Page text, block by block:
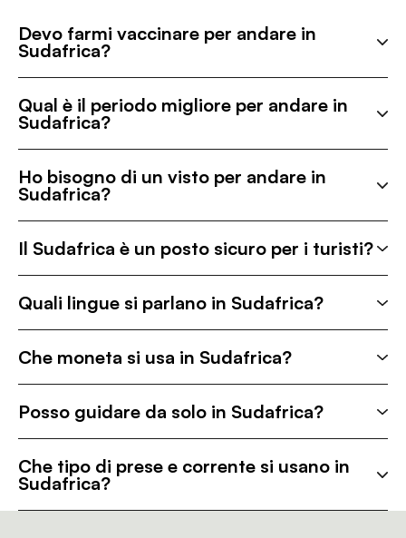
Devo farmi vaccinare per andare in
Sudafrica?
Qual è il periodo migliore per andare in
Sudafrica?
Ho bisogno di un visto per andare in
Sudafrica?
Il Sudafrica è un posto sicuro per i turisti?
Quali lingue si parlano in Sudafrica?
Che moneta si usa in Sudafrica?
Posso guidare da solo in Sudafrica?
Che tipo di prese e corrente si usano in
Sudafrica?